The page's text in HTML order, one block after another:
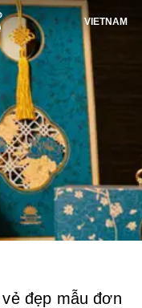
VIETNAM
đẹp mẫu đơn